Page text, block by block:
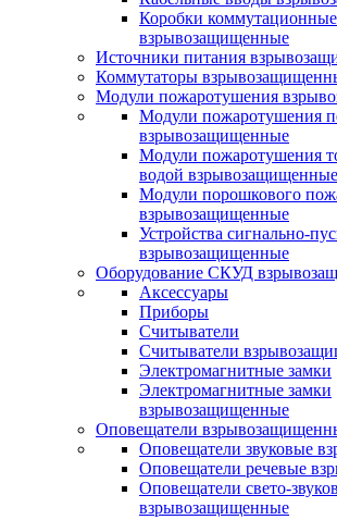
Коробки коммутационные
взрывозащищенные
Источники питания
Коммутаторы
Модули пожаротушения
Модули пожаротушения
взрывозащищенные
Модули пожаротушения
водой взрывозащищенные
Модули порошкового
взрывозащищенные
Устройства сигнально-
взрывозащищенные
Оборудование СКУД
Аксессуары
Приборы
Считыватели
Считыватели
Электромагнитные замки
Электромагнитные замки
взрывозащищенные
Оповещатели
Оповещатели звуковые
Оповещатели речевые
Оповещатели свето-
взрывозащищенные